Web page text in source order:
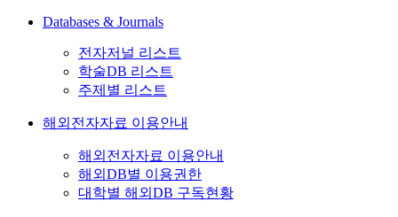
Databases & Journals
전자저널 리스트
학술DB 리스트
주제별 리스트
해외전자자료 이용안내
해외전자자료 이용안내
해외DB별 이용권한
대학별 해외DB 구독현황